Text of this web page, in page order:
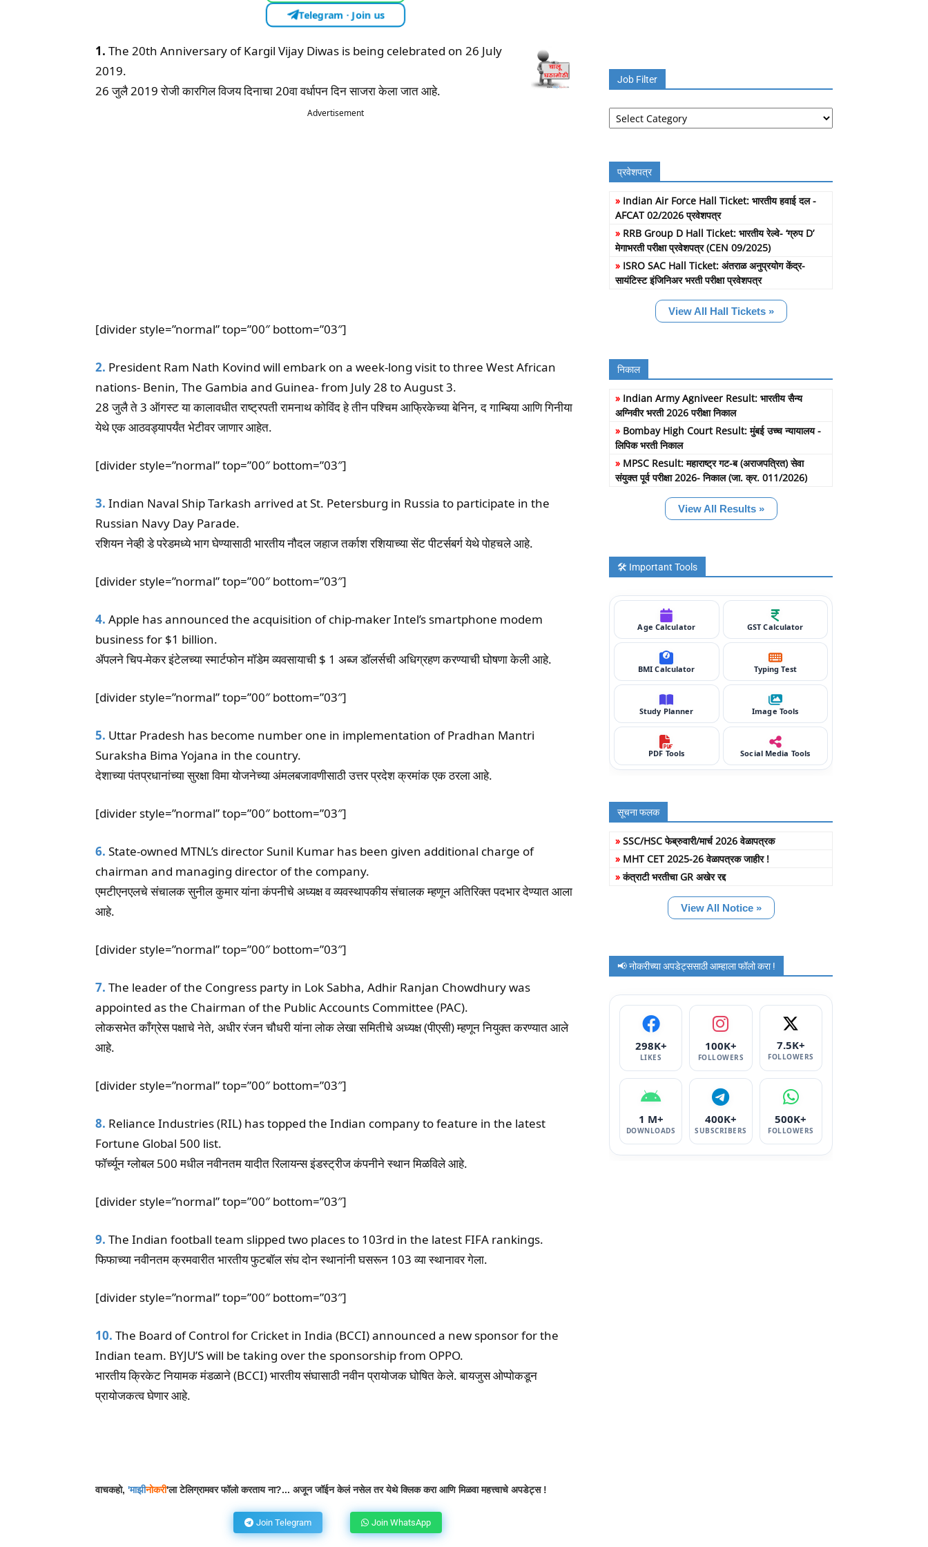
Telegram · Join us
1. The 20th Anniversary of Kargil Vijay Diwas is being celebrated on 26 July
2019.
26 जुलै 2019 रोजी कारगिल विजय दिनाचा 20वा वर्धापन दिन साजरा केला जात आहे.
Advertisement
[divider style=”normal” top=”00″ bottom=”03″]
2. President Ram Nath Kovind will embark on a week-long visit to three West African
nations- Benin, The Gambia and Guinea- from July 28 to August 3.
28 जुलै ते 3 ऑगस्ट या कालावधीत राष्ट्रपती रामनाथ कोविंद हे तीन पश्चिम आफ्रिकेच्या बेनिन, द गाम्बिया आणि गिनीया
येथे एक आठवड्यापर्यंत भेटीवर जाणार आहेत.
[divider style=”normal” top=”00″ bottom=”03″]
3. Indian Naval Ship Tarkash arrived at St. Petersburg in Russia to participate in the
Russian Navy Day Parade.
रशियन नेव्ही डे परेडमध्ये भाग घेण्यासाठी भारतीय नौदल जहाज तर्काश रशियाच्या सेंट पीटर्सबर्ग येथे पोहचले आहे.
[divider style=”normal” top=”00″ bottom=”03″]
4. Apple has announced the acquisition of chip-maker Intel’s smartphone modem
business for $1 billion.
ॲपलने चिप-मेकर इंटेलच्या स्मार्टफोन मॉडेम व्यवसायाची $ 1 अब्ज डॉलर्सची अधिग्रहण करण्याची घोषणा केली आहे.
[divider style=”normal” top=”00″ bottom=”03″]
5. Uttar Pradesh has become number one in implementation of Pradhan Mantri
Suraksha Bima Yojana in the country.
देशाच्या पंतप्रधानांच्या सुरक्षा विमा योजनेच्या अंमलबजावणीसाठी उत्तर प्रदेश क्रमांक एक ठरला आहे.
[divider style=”normal” top=”00″ bottom=”03″]
6. State-owned MTNL’s director Sunil Kumar has been given additional charge of
chairman and managing director of the company.
एमटीएनएलचे संचालक सुनील कुमार यांना कंपनीचे अध्यक्ष व व्यवस्थापकीय संचालक म्हणून अतिरिक्त पदभार देण्यात आला
आहे.
[divider style=”normal” top=”00″ bottom=”03″]
7. The leader of the Congress party in Lok Sabha, Adhir Ranjan Chowdhury was
appointed as the Chairman of the Public Accounts Committee (PAC).
लोकसभेत काँग्रेस पक्षाचे नेते, अधीर रंजन चौधरी यांना लोक लेखा समितीचे अध्यक्ष (पीएसी) म्हणून नियुक्त करण्यात आले
आहे.
[divider style=”normal” top=”00″ bottom=”03″]
8. Reliance Industries (RIL) has topped the Indian company to feature in the latest
Fortune Global 500 list.
फॉर्च्यून ग्लोबल 500 मधील नवीनतम यादीत रिलायन्स इंडस्ट्रीज कंपनीने स्थान मिळविले आहे.
[divider style=”normal” top=”00″ bottom=”03″]
9. The Indian football team slipped two places to 103rd in the latest FIFA rankings.
फिफाच्या नवीनतम क्रमवारीत भारतीय फुटबॉल संघ दोन स्थानांनी घसरून 103 व्या स्थानावर गेला.
[divider style=”normal” top=”00″ bottom=”03″]
10. The Board of Control for Cricket in India (BCCI) announced a new sponsor for the
Indian team. BYJU’S will be taking over the sponsorship from OPPO.
भारतीय क्रिकेट नियामक मंडळाने (BCCI) भारतीय संघासाठी नवीन प्रायोजक घोषित केले. बायजुस ओप्पोकडून
प्रायोजकत्व घेणार आहे.
वाचकहो, 'माझीनोकरी'ला टेलिग्रामवर फॉलो करताय ना?... अजून जॉईन केलं नसेल तर येथे क्लिक करा आणि मिळवा महत्त्वाचे अपडेट्स !
Join Telegram Join WhatsApp
Job Filter
Job
Filter
प्रवेशपत्र
» Indian Air Force Hall Ticket: भारतीय हवाई दल -
AFCAT 02/2026 प्रवेशपत्र
» RRB Group D Hall Ticket: भारतीय रेल्वे- ‘ग्रुप D’
मेगाभरती परीक्षा प्रवेशपत्र (CEN 09/2025)
» ISRO SAC Hall Ticket: अंतराळ अनुप्रयोग केंद्र-
सायंटिस्ट इंजिनिअर भरती परीक्षा प्रवेशपत्र
View All Hall Tickets »
निकाल
» Indian Army Agniveer Result: भारतीय सैन्य
अग्निवीर भरती 2026 परीक्षा निकाल
» Bombay High Court Result: मुंबई उच्च न्यायालय -
लिपिक भरती निकाल
» MPSC Result: महाराष्ट्र गट-ब (अराजपत्रित) सेवा
संयुक्त पूर्व परीक्षा 2026- निकाल (जा. क्र. 011/2026)
View All Results »
🛠️ Important Tools
Age Calculator GST Calculator
BMI Calculator Typing Test
Study Planner Image Tools
PDF Tools Social Media Tools
सूचना फलक
» SSC/HSC फेब्रुवारी/मार्च 2026 वेळापत्रक
» MHT CET 2025-26 वेळापत्रक जाहीर !
»कंत्राटी भरतीचा GR अखेर रद्द
View All Notice »
📢 नोकरीच्या अपडेट्ससाठी आम्हाला फॉलो करा !
298K+
LIKES
100K+
FOLLOWERS
7.5K+
FOLLOWERS
1 M+
DOWNLOADS
400K+
SUBSCRIBERS
500K+
FOLLOWERS